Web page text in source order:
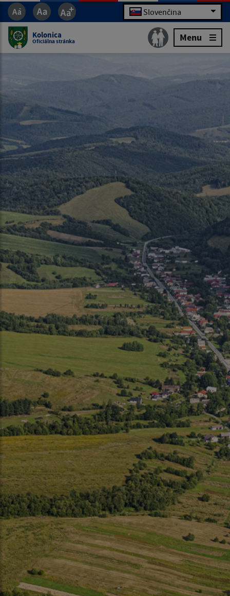
Slovenčina
Kolonica
Oficiálna stránka Menu